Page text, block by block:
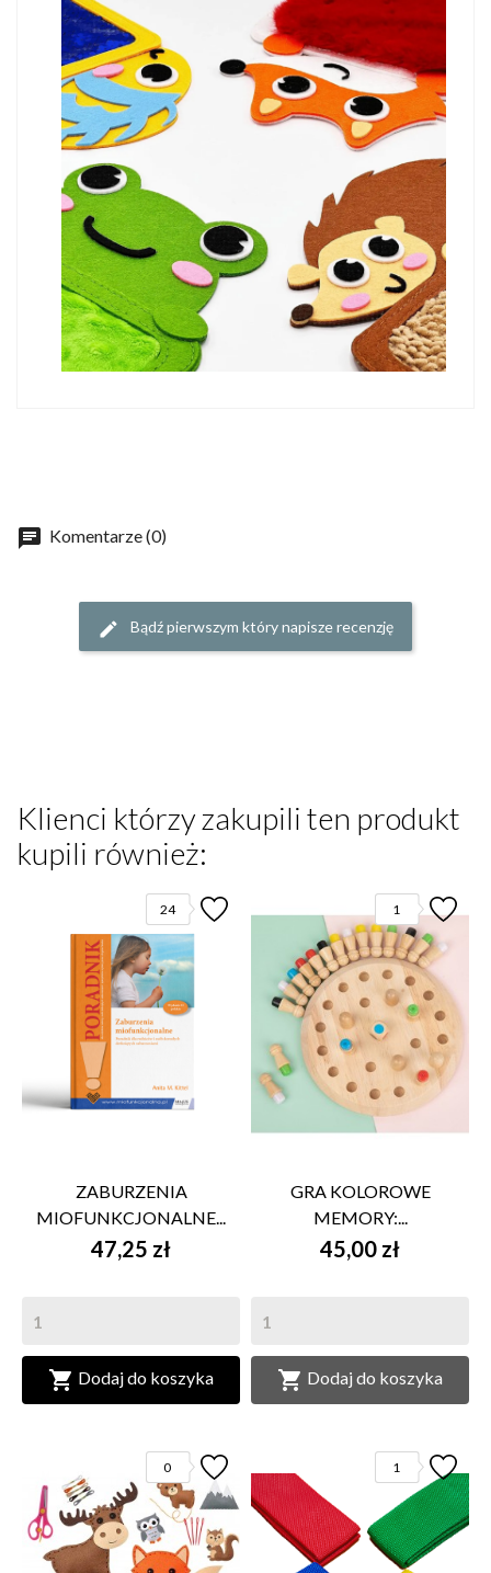
Komentarze (0)
Bądź pierwszym który napisze recenzję
Klienci którzy zakupili ten produkt
kupili również:
24
ZABURZENIA
MIOFUNKCJONALNE...
47,25 zł
 Dodaj do koszyka
1
GRA KOLOROWE
MEMORY:...
45,00 zł
 Dodaj do koszyka
0 1